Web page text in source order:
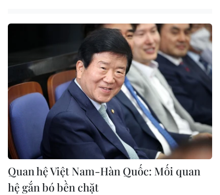
Quan hệ Việt Nam-Hàn Quốc: Mối quan
hệ gắn bó bền chặt